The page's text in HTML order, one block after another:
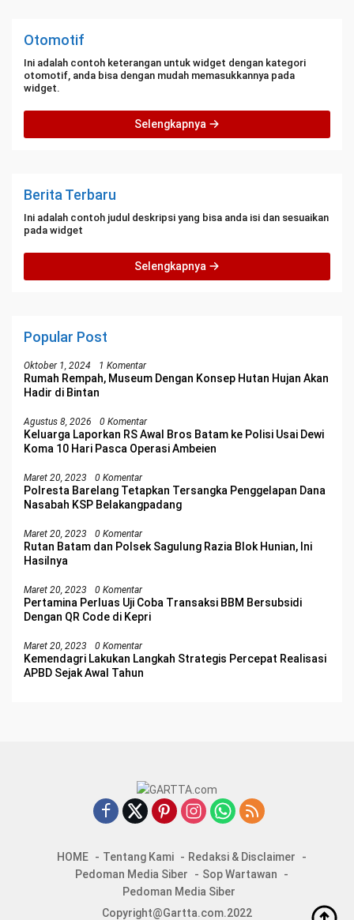
Otomotif
Ini adalah contoh keterangan untuk widget dengan kategori
otomotif, anda bisa dengan mudah memasukkannya pada
widget.
Selengkapnya
Berita Terbaru
Ini adalah contoh judul deskripsi yang bisa anda isi dan sesuaikan
pada widget
Selengkapnya
Popular Post
Oktober 1, 2024 1 Komentar
Rumah Rempah, Museum Dengan Konsep Hutan Hujan Akan
Hadir di Bintan
Agustus 8, 2026 0 Komentar
Keluarga Laporkan RS Awal Bros Batam ke Polisi Usai Dewi
Koma 10 Hari Pasca Operasi Ambeien
Maret 20, 2023 0 Komentar
Polresta Barelang Tetapkan Tersangka Penggelapan Dana
Nasabah KSP Belakangpadang
Maret 20, 2023 0 Komentar
Rutan Batam dan Polsek Sagulung Razia Blok Hunian, Ini
Hasilnya
Maret 20, 2023 0 Komentar
Pertamina Perluas Uji Coba Transaksi BBM Bersubsidi
Dengan QR Code di Kepri
Maret 20, 2023 0 Komentar
Kemendagri Lakukan Langkah Strategis Percepat Realisasi
APBD Sejak Awal Tahun
HOME Tentang Kami
Redaksi & Disclaimer
Pedoman Media Siber
Sop Wartawan
Pedoman Media Siber
Copyright@Gartta.com.2022